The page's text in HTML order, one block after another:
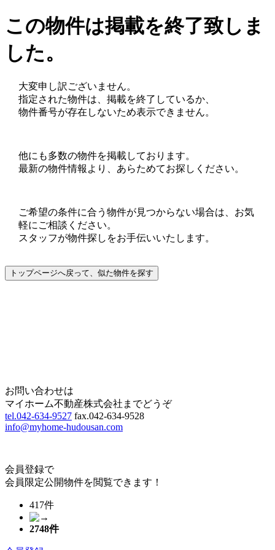
この物件は掲載を終了致しま
した。
大変申し訳ございません。
指定された物件は、掲載を終了しているか、
物件番号が存在しないため表示できません。
他にも多数の物件を掲載しております。
最新の物件情報より、あらためてお探しください。
ご希望の条件に合う物件が見つからない場合は、お気
軽にご相談ください。
スタッフが物件探しをお手伝いいたします。
お問い合わせは
マイホーム不動産株式会社までどうぞ
tel.042-634-9527 fax.042-634-9528
info@myhome-hudousan.com
会員登録で
会員限定公開物件を閲覧できます！
417件
2748件